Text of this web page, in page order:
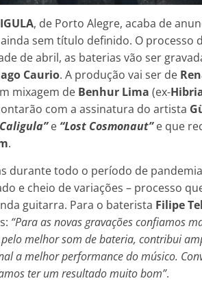
, de Porto Alegre, acaba de
sem título definido. O processo
de abril, as baterias vão ser
Caurio. A produção vai ser de
mixagem de Benhur Lima (ex-
com a assinatura do artista
e “Lost Cosmonaut”e que
.
durante todo o período de
e cheio de variações – processo
guitarra. Para o baterista Filipe
“Para as novas gravações confiamos
melhor som de bateria, contribui
a melhor performance do músico.
ter um resultado muito bom”.